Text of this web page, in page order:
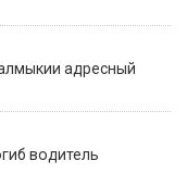
адресный
водитель